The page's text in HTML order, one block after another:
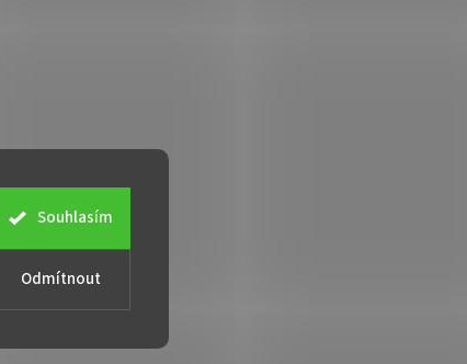
Odmítnout
Souhlasím